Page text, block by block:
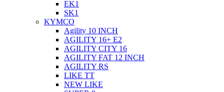
EK1
SK1
KYMCO
Agility 10 INCH
AGILITY 16+ E2
AGILITY CITY 16
AGILITY FAT 12 INCH
AGILITY RS
LIKE TT
NEW LIKE